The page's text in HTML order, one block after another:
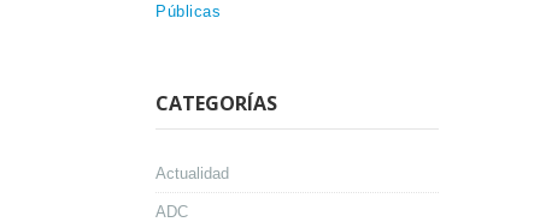
Públicas
CATEGORÍAS
Actualidad
ADC